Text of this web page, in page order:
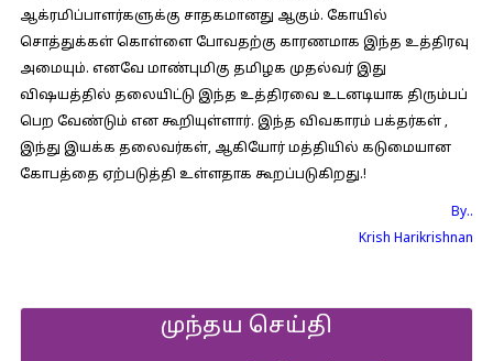
ஆக்ரமிப்பாளர்களுக்கு சாதகமானது ஆகும். கோயில்
சொத்துக்கள் கொள்ளை போவதற்கு காரணமாக இந்த உத்திரவு
அமையும். எனவே மாண்புமிகு தமிழக முதல்வர் இது
விஷயத்தில் தலையிட்டு இந்த உத்திரவை உடனடியாக திரும்பப்
பெற வேண்டும் என கூறியுள்ளார். இந்த விவகாரம் பக்தர்கள் ,
இந்து இயக்க தலைவர்கள், ஆகியோர் மத்தியில் கடுமையான
கோபத்தை ஏற்படுத்தி உள்ளதாக கூறப்படுகிறது.!
By..
Krish Harikrishnan
முந்தய செய்தி